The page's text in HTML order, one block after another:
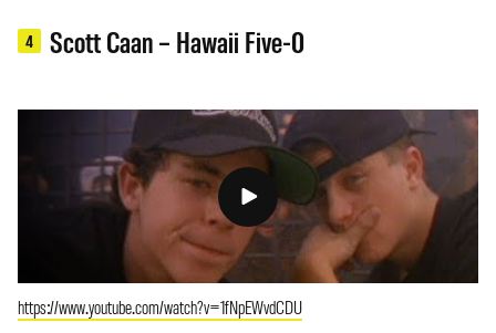
4 Scott Caan – Hawaii Five-0
https://www.youtube.com/watch?v=1fNpEWvdCDU